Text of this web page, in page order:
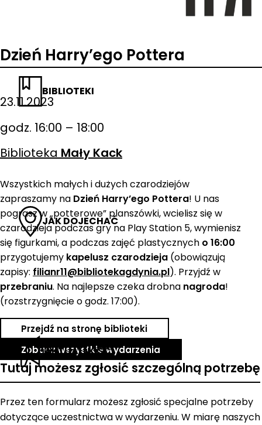
BIBLIOTEKI
JAK DOJECHAĆ
AKTUALNOŚCI
Dzień Harry’ego Pottera
23.11.2023
godz. 16:00 – 18:00
Biblioteka Mały Kack
Wszystkich małych i dużych czarodziejów
zapraszamy na Dzień Harry’ego Pottera! U nas
pograsz w „potterowe” planszówki, wcielisz się w
czarodzieja podczas gry na Play Station 5, wymienisz
się figurkami, a podczas zajęć plastycznych o 16:00
przygotujemy kapelusz czarodzieja (obowiązują
zapisy: filianr11@bibliotekagdynia.pl). Przyjdź w
przebraniu. Na najlepsze czeka drobna nagroda!
(rozstrzygnięcie o godz. 17:00).
Przejdź na stronę biblioteki
Zobacz wszystkie wydarzenia
Tutaj możesz zgłosić szczególną potrzebę
Przez ten formularz możesz zgłosić specjalne potrzeby
dotyczące uczestnictwa w wydarzeniu. W miarę naszych